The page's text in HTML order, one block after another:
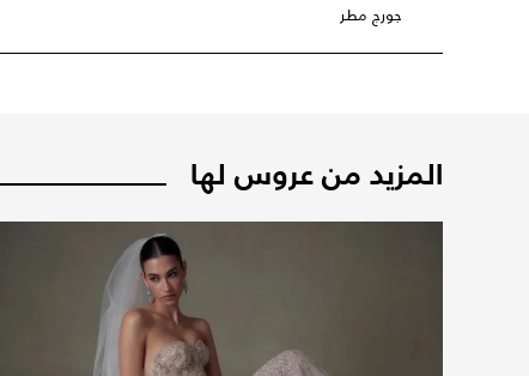
جورج مطر
المزيد من عروس لها